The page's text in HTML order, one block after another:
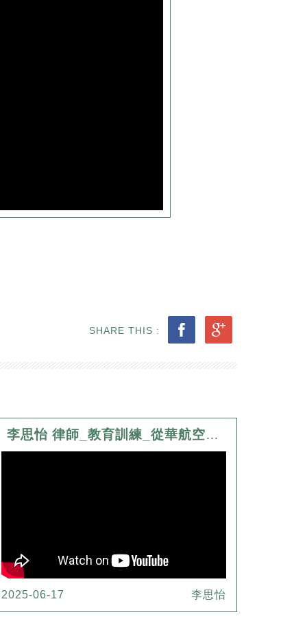
SHARE THIS :
李思怡 律師_教育訓練_從華航空服員罷工淺談我國罷工權之行使
2025-06-17 李思怡